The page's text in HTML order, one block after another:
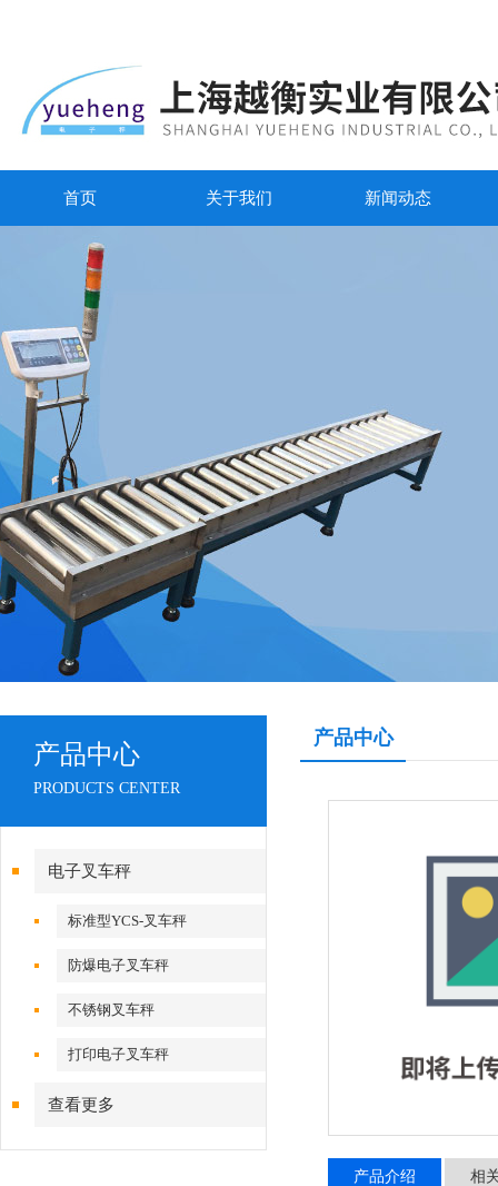
首页 关于我们 新闻动态
产品中心
PRODUCTS CENTER
电子叉车秤
标准型YCS-叉车秤
防爆电子叉车秤
不锈钢叉车秤
打印电子叉车秤
查看更多
产品中心
产品介绍 相